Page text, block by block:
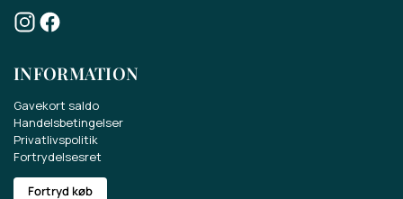
INFORMATION
Gavekort saldo
Handelsbetingelser
Privatlivspolitik
Fortrydelsesret
Fortryd køb
Vind et gavekort på 500 kr.
Deltag i konkurrencen om et gavekort på
500 kr.
Få sidste nyt om vores sortiment, tilbud og
meget mere.